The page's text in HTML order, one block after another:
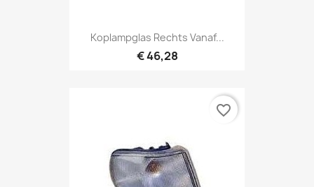
Koplampglas Rechts Vanaf...
€ 46,28
favorite_border